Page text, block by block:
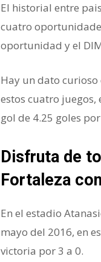
El historial entre
cuatro
oportunidad y el
Hay un dato
estos cuatro
gol de 4.25 goles
Disfruta de
Fortaleza con
En el estadio
mayo del 2016, en
victoria por 3 a 0.